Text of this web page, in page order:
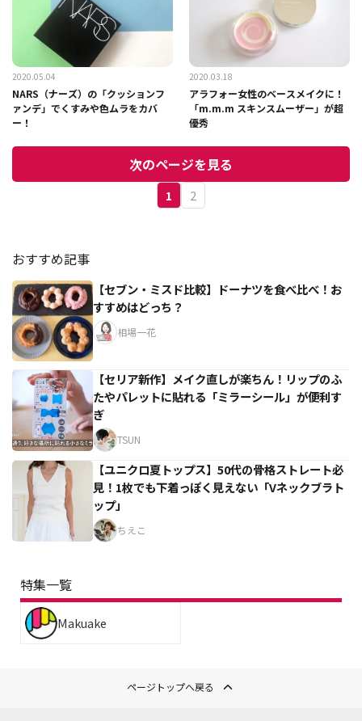
2020.05.04
NARS（ナーズ）の「クッションフ
ァンデ」でくすみや色ムラをカバ
ー！
2020.03.18
アラフォー女性のベースメイクに！
「m.m.m スキンスムーザー」が超
優秀
次のページを見る
1 2
おすすめ記事
【セブン・ミスド比較】ドーナツを食べ比べ！お
すすめはどっち？
相場一花
【セリア新作】メイク直しが楽ちん！リップのふ
たやパレットに貼れる「ミラーシール」が便利す
ぎ
TSUN
【ユニクロ夏トップス】50代の骨格ストレート必
見！1枚でも下着っぽく見えない「Vネックブラト
ップ」
ちえこ
特集一覧
Makuake
ページトップへ戻る